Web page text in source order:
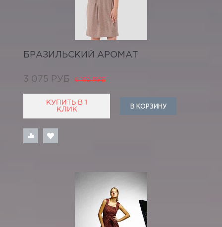
БРАЗИЛЬСКИЙ АРОМАТ
3 075 РУБ 6 150 РУБ
КУПИТЬ В 1
КЛИК
В КОРЗИНУ